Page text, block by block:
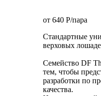
от 640 P/пара
Стандартные
верховых
Семейство DF
тем, чтобы
разработки по
качества.